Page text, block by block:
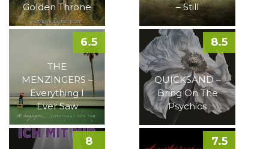
Golden Throne
– Still
THE
MENZINGERS –
Everything I
Ever Saw
6.5
QUICKSAND –
Bring On The
Psychics
8.5
8 7.5